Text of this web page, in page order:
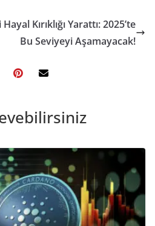
Kırıklığı Yarattı: 2025’te
Bu Seviyeyi Aşamayacak!